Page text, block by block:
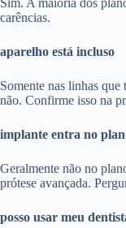
Sim. A maioria dos
carências.
aparelho está incluso
Somente nas linhas
não. Confirme isso na
implante entra no
Geralmente não no
prótese avançada.
posso usar meu